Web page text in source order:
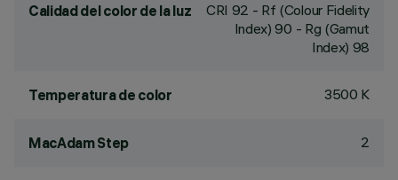
Calidad del color de la luz CRI 92 - Rf (Colour Fidelity
Index) 90 - Rg (Gamut
Index) 98
Temperatura de color 3500 K
MacAdam Step 2